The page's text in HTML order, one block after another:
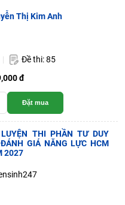
Thị Kim Anh
Đề thi: 85
đ
Đặt mua
THI PHẦN TƯ DUY
GIÁ NĂNG LỰC HCM
2027